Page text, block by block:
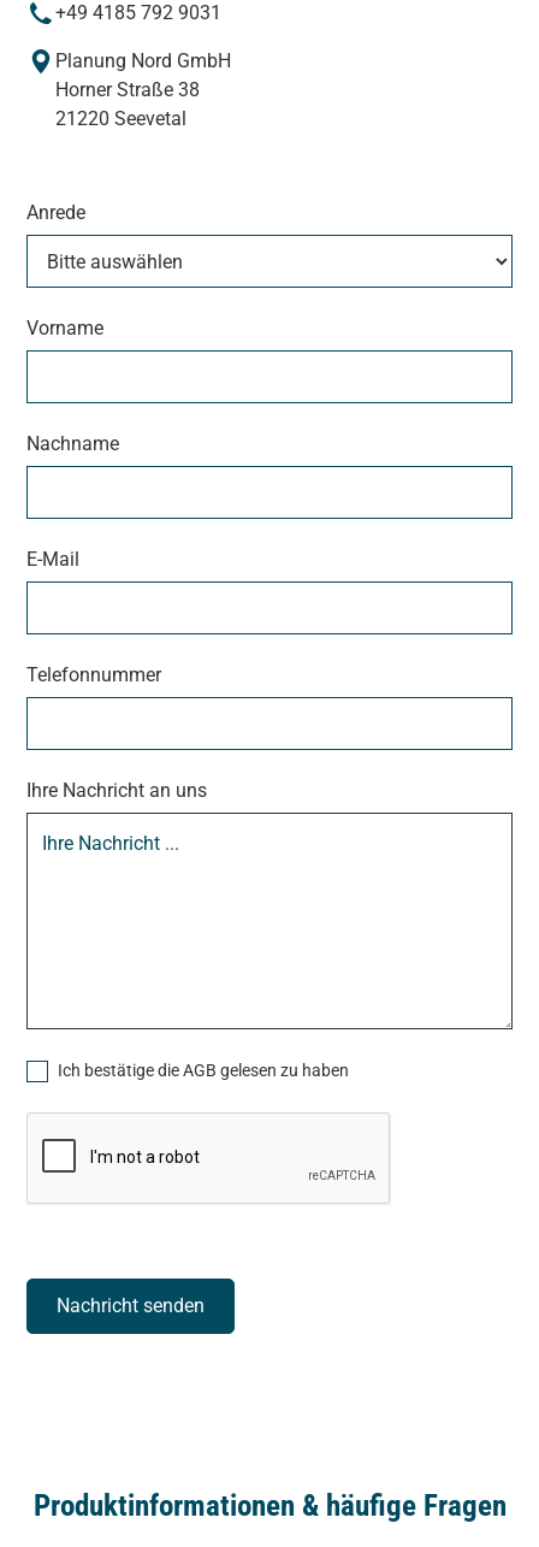
+49 4185 792 9031
Planung Nord GmbH
Horner Straße 38
21220 Seevetal
Anrede
Vorname
Nachname
E-Mail
Telefonnummer
Ihre Nachricht an uns
Ich bestätige die AGB gelesen zu haben
Produktinformationen & häufige Fragen